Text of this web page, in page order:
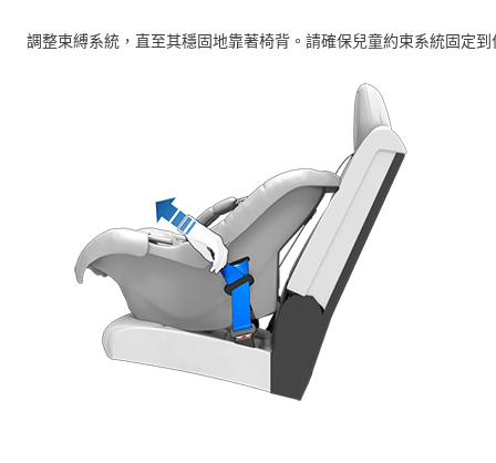
調整束縛系統，直至其穩固地靠著椅背。請確保兒童約束系統固定到